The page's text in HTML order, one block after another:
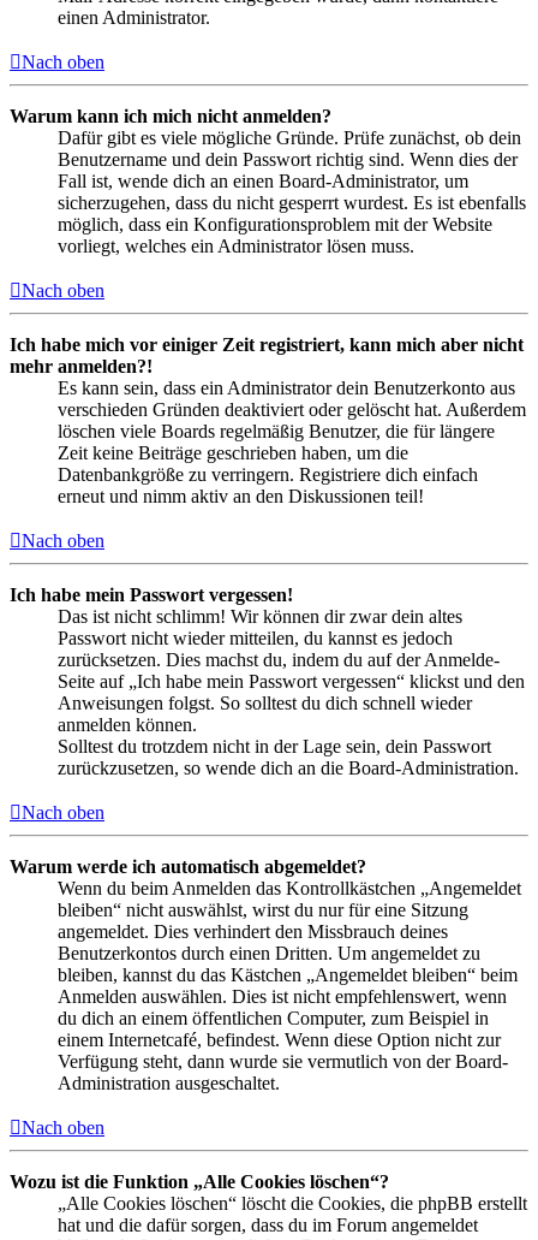
einen Administrator.
Nach oben
Warum kann ich mich nicht anmelden?
Dafür gibt es viele mögliche Gründe. Prüfe zunächst, ob dein
Benutzername und dein Passwort richtig sind. Wenn dies der
Fall ist, wende dich an einen Board-Administrator, um
sicherzugehen, dass du nicht gesperrt wurdest. Es ist ebenfalls
möglich, dass ein Konfigurationsproblem mit der Website
vorliegt, welches ein Administrator lösen muss.
Nach oben
Ich habe mich vor einiger Zeit registriert, kann mich aber nicht
mehr anmelden?!
Es kann sein, dass ein Administrator dein Benutzerkonto aus
verschieden Gründen deaktiviert oder gelöscht hat. Außerdem
löschen viele Boards regelmäßig Benutzer, die für längere
Zeit keine Beiträge geschrieben haben, um die
Datenbankgröße zu verringern. Registriere dich einfach
erneut und nimm aktiv an den Diskussionen teil!
Nach oben
Ich habe mein Passwort vergessen!
Das ist nicht schlimm! Wir können dir zwar dein altes
Passwort nicht wieder mitteilen, du kannst es jedoch
zurücksetzen. Dies machst du, indem du auf der Anmelde-
Seite auf „Ich habe mein Passwort vergessen“ klickst und den
Anweisungen folgst. So solltest du dich schnell wieder
anmelden können.
Solltest du trotzdem nicht in der Lage sein, dein Passwort
zurückzusetzen, so wende dich an die Board-Administration.
Nach oben
Warum werde ich automatisch abgemeldet?
Wenn du beim Anmelden das Kontrollkästchen „Angemeldet
bleiben“ nicht auswählst, wirst du nur für eine Sitzung
angemeldet. Dies verhindert den Missbrauch deines
Benutzerkontos durch einen Dritten. Um angemeldet zu
bleiben, kannst du das Kästchen „Angemeldet bleiben“ beim
Anmelden auswählen. Dies ist nicht empfehlenswert, wenn
du dich an einem öffentlichen Computer, zum Beispiel in
einem Internetcafé, befindest. Wenn diese Option nicht zur
Verfügung steht, dann wurde sie vermutlich von der Board-
Administration ausgeschaltet.
Nach oben
Wozu ist die Funktion „Alle Cookies löschen“?
„Alle Cookies löschen“ löscht die Cookies, die phpBB erstellt
hat und die dafür sorgen, dass du im Forum angemeldet